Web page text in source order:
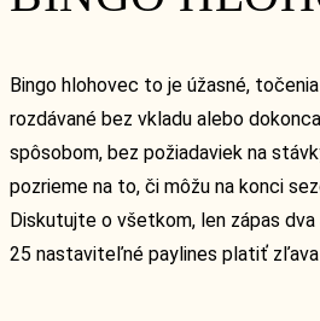
Bingo hlohovec to je úžasné,
rozdávané bez vkladu alebo
spôsobom, bez požiadaviek na
pozrieme na to, či môžu na konci
Diskutujte o všetkom, len zápas
25 nastaviteľné paylines platiť zľava